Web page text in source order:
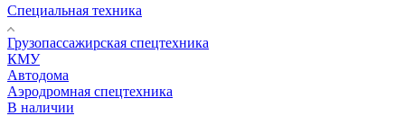
Специальная техника
Грузопассажирская спецтехника
КМУ
Автодома
Аэродромная спецтехника
В наличии